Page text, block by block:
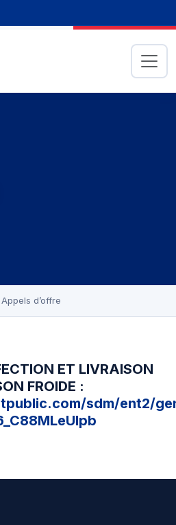
Appels d’offre
ET LIVRAISON
FROIDE :
sdm/ent2/